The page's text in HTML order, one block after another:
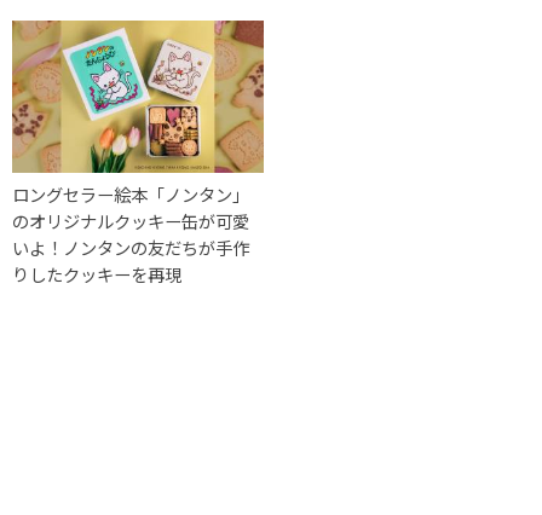
ロングセラー絵本「ノンタン」
のオリジナルクッキー缶が可愛
いよ！ノンタンの友だちが手作
りしたクッキーを再現